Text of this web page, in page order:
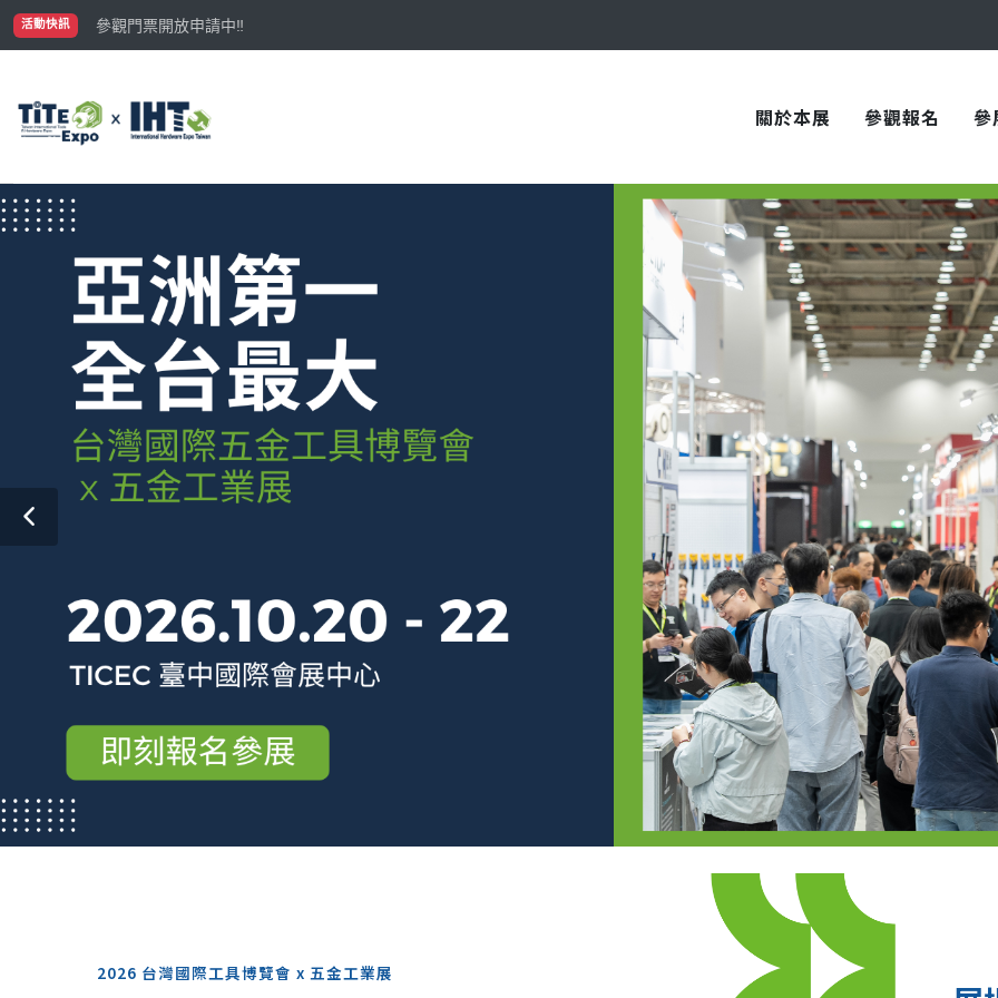
活動快訊
參觀門票開放申請中‼️
最大規模台灣五金展TiTE x IHT，2026/10/20-22與您在臺中國際會展中心再次相見！
關於本展 參觀報名 參
2026 台灣國際工具博覽會 x 五金工業展